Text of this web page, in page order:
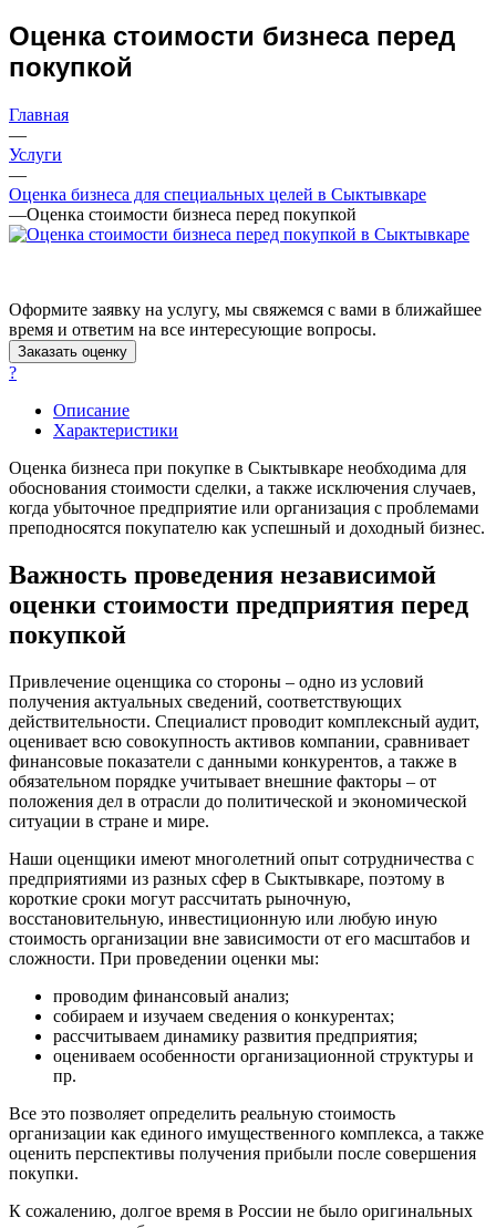
Оценка стоимости бизнеса перед
покупкой
Главная
—
Услуги
—
Оценка бизнеса для специальных целей в Сыктывкаре
—Оценка стоимости бизнеса перед покупкой
Оформите заявку на услугу, мы свяжемся с вами в ближайшее
время и ответим на все интересующие вопросы.
Заказать оценку
?
Описание
Характеристики
Оценка бизнеса при покупке в Сыктывкаре необходима для
обоснования стоимости сделки, а также исключения случаев,
когда убыточное предприятие или организация с проблемами
преподносятся покупателю как успешный и доходный бизнес.
Важность проведения независимой
оценки стоимости предприятия перед
покупкой
Привлечение оценщика со стороны – одно из условий
получения актуальных сведений, соответствующих
действительности. Специалист проводит комплексный аудит,
оценивает всю совокупность активов компании, сравнивает
финансовые показатели с данными конкурентов, а также в
обязательном порядке учитывает внешние факторы – от
положения дел в отрасли до политической и экономической
ситуации в стране и мире.
Наши оценщики имеют многолетний опыт сотрудничества с
предприятиями из разных сфер в Сыктывкаре, поэтому в
короткие сроки могут рассчитать рыночную,
восстановительную, инвестиционную или любую иную
стоимость организации вне зависимости от его масштабов и
сложности. При проведении оценки мы:
проводим финансовый анализ;
собираем и изучаем сведения о конкурентах;
рассчитываем динамику развития предприятия;
оцениваем особенности организационной структуры и
пр.
Все это позволяет определить реальную стоимость
организации как единого имущественного комплекса, а также
оценить перспективы получения прибыли после совершения
покупки.
К сожалению, долгое время в России не было оригинальных
Ангарск
Анжеро-Судженск
Апрелевка
Арамиль
Арзамас
Архангельск
Асбест
Асино
Ачинск
Аша
Баймак
Балаково
Балашов
Барабинск
Барнаул
Бахчисарай
Белая Калитва
Белово
Белогорск
Белорецк
Белореченск
Белоярский
Бердск
Березники
Бийск
Биробиджан
Бирск
Бирюч
Благовещенск
Богородицк
Боготол
Большой Камень
Борзя
Борисоглебск
Боровичи
Братск
Бронницы